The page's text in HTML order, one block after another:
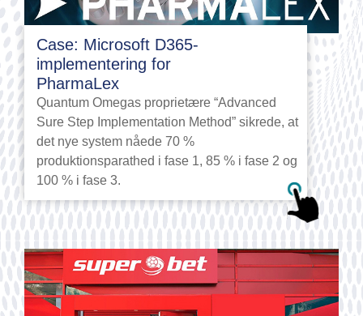
Case: Microsoft D365-
implementering for
PharmaLex
Quantum Omegas proprietære “Advanced
Sure Step Implementation Method” sikrede, at
det nye system nåede 70 %
produktionsparathed i fase 1, 85 % i fase 2 og
100 % i fase 3.